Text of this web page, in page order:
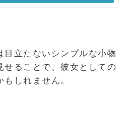
目立たないシンプルな小物
せることで、彼女としての
しれません。